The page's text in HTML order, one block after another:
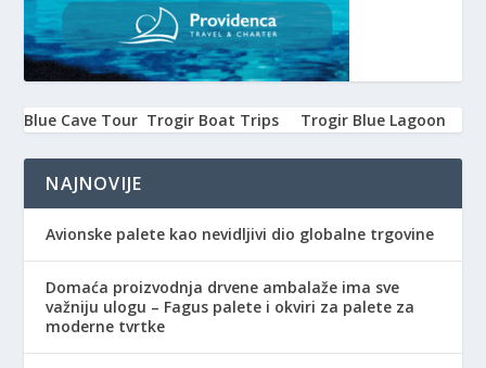
Blue Cave Tour Trogir Boat Trips Trogir Blue Lagoon
NAJNOVIJE
Avionske palete kao nevidljivi dio globalne trgovine
Domaća proizvodnja drvene ambalaže ima sve
važniju ulogu – Fagus palete i okviri za palete za
moderne tvrtke